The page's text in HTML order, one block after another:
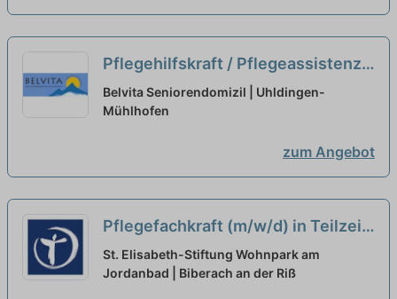
Pflegehilfskraft / Pflegeassistenz
(m/w/d) in Teilzeit (50%-80%) -
Starten Sie mit uns in eine
Belvita Seniorendomizil | Uhldingen-
Mühlhofen
zum Angebot
Pflegefachkraft (m/w/d) in Teilzeit
- Hier kannst Du durchstarten!
St. Elisabeth-Stiftung Wohnpark am
Jordanbad | Biberach an der Riß